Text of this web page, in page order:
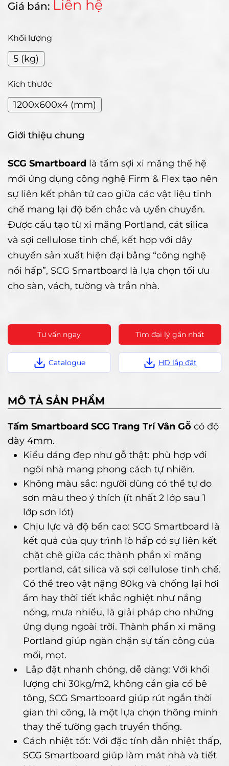
Giá bán: Liên hệ
Khối lượng
5 (kg)
Kích thước
1200x600x4 (mm)
Giới thiệu chung
SCG Smartboard là tấm sợi xi măng thế hệ
mới ứng dụng công nghệ Firm & Flex tạo nên
sự liên kết phân tử cao giữa các vật liệu tinh
chế mang lại độ bền chắc và uyển chuyển.
Được cấu tạo từ xi măng Portland, cát silica
và sợi cellulose tinh chế, kết hợp với dây
chuyền sản xuất hiện đại bằng “công nghệ
nồi hấp”, SCG Smartboard là lựa chọn tối ưu
cho sàn, vách, tường và trần nhà.
Tư vấn ngay Tìm đại lý gần nhất
Catalogue
MÔ TẢ SẢN PHẨM
Tấm Smartboard SCG Trang Trí Vân Gỗ có độ
dày 4mm.
Kiểu dáng đẹp như gỗ thật: phù hợp với
ngôi nhà mang phong cách tự nhiên.
Không màu sắc: người dùng có thể tự do
sơn màu theo ý thích (ít nhất 2 lớp sau 1
lớp sơn lót)
Chịu lực và độ bền cao: SCG Smartboard là
kết quả của quy trình lò hấp có sự liên kết
chặt chẽ giữa các thành phần xi măng
portland, cát silica và sợi cellulose tinh chế.
Có thể treo vật nặng 80kg và chống lại hơi
ẩm hay thời tiết khắc nghiệt như nắng
nóng, mưa nhiều, là giải pháp cho những
ứng dụng ngoài trời. Thành phần xi măng
Portland giúp ngăn chặn sự tấn công của
mối, mọt.
Lắp đặt nhanh chóng, dễ dàng: Với khối
lượng chỉ 30kg/m2, không cần gia cố bê
tông, SCG Smartboard giúp rút ngắn thời
gian thi công, là một lựa chọn thông minh
thay thế tường gạch truyền thống.
Cách nhiệt tốt: Với đặc tính dẫn nhiệt thấp,
SCG Smartboard giúp làm mát nhà và tiết